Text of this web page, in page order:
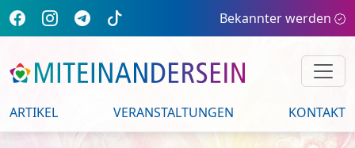
Bekannter werden
ARTIKEL VERANSTALTUNGEN KONTAKT